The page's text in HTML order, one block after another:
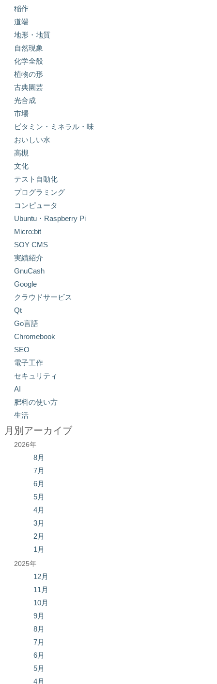
稲作
道端
地形・地質
自然現象
化学全般
植物の形
古典園芸
光合成
市場
ビタミン・ミネラル・味
おいしい水
高槻
文化
テスト自動化
プログラミング
コンピュータ
Ubuntu・Raspberry Pi
Micro:bit
SOY CMS
実績紹介
GnuCash
Google
クラウドサービス
Qt
Go言語
Chromebook
SEO
電子工作
セキュリティ
AI
肥料の使い方
生活
月別アーカイブ
2026年
8月
7月
6月
5月
4月
3月
2月
1月
2025年
12月
11月
10月
9月
8月
7月
6月
5月
4月